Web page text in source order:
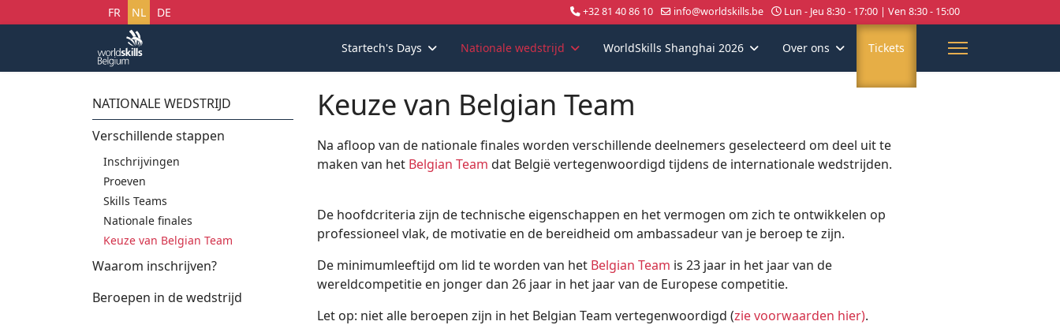
Selecteer uw taal
FR NL DE +32 81 40 86 10 info@worldskills.be Lun - Jeu 8:30 - 17:00 | Ven 8:30 - 15:00
Startech's Days Nationale wedstrijd WorldSkills Shanghai 2026 Over ons Tickets
NATIONALE WEDSTRIJD
Verschillende stappen
Inschrijvingen
Proeven
Skills Teams
Nationale finales
Keuze van Belgian Team
Waarom inschrijven?
Beroepen in de wedstrijd
Keuze van Belgian Team
Na afloop van de nationale finales worden verschillende deelnemers geselecteerd om deel uit te
maken van het Belgian Team dat België vertegenwoordigd tijdens de internationale wedstrijden.
De hoofdcriteria zijn de technische eigenschappen en het vermogen om zich te ontwikkelen op
professioneel vlak, de motivatie en de bereidheid om ambassadeur van je beroep te zijn.
De minimumleeftijd om lid te worden van het Belgian Team is 23 jaar in het jaar van de
wereldcompetitie en jonger dan 26 jaar in het jaar van de Europese competitie.
Let op: niet alle beroepen zijn in het Belgian Team vertegenwoordigd (zie voorwaarden hier).